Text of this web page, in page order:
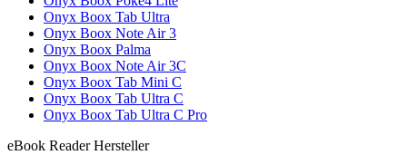
Onyx Boox Tab Ultra
Onyx Boox Note Air 3
Onyx Boox Palma
Onyx Boox Note Air 3C
Onyx Boox Tab Mini C
Onyx Boox Tab Ultra C
Onyx Boox Tab Ultra C Pro
eBook Reader Hersteller